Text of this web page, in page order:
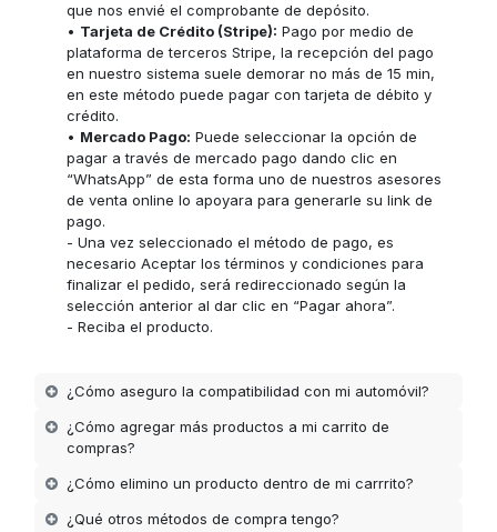
que nos envié el comprobante de depósito.
• Tarjeta de Crédito (Stripe): Pago por medio de
plataforma de terceros Stripe, la recepción del pago
en nuestro sistema suele demorar no más de 15 min,
en este método puede pagar con tarjeta de débito y
crédito.
• Mercado Pago: Puede seleccionar la opción de
pagar a través de mercado pago dando clic en
“WhatsApp” de esta forma uno de nuestros asesores
de venta online lo apoyara para generarle su link de
pago.
- Una vez seleccionado el método de pago, es
necesario Aceptar los términos y condiciones para
finalizar el pedido, será redireccionado según la
selección anterior al dar clic en “Pagar ahora”.
- Reciba el producto.
¿Cómo aseguro la compatibilidad con mi automóvil?
¿Cómo agregar más productos a mi carrito de
compras?
¿Cómo elimino un producto dentro de mi carrrito?
¿Qué otros métodos de compra tengo?